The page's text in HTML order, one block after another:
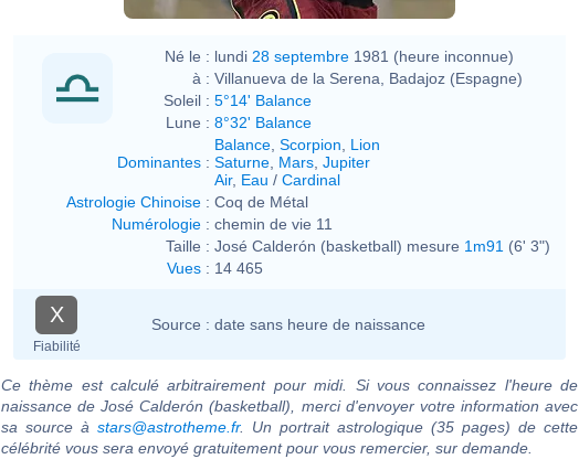
Né le : lundi 28 septembre 1981 (heure inconnue)
à : Villanueva de la Serena, Badajoz (Espagne)
Soleil : 5°14' Balance
Lune : 8°32' Balance
Dominantes :
Balance Scorpion
Lion
Saturne Mars Jupiter
Air, Eau / Cardinal
Astrologie Chinoise : Coq de Métal
Numérologie : chemin de vie 11
Taille : José Calderón (basketball) mesure 1m91 (6' 3")
Vues : 14 465
X
Fiabilité
Source : date sans heure de naissance
Ce thème est calculé arbitrairement pour midi. Si vous connaissez l'heure de
naissance de José Calderón (basketball), merci d'envoyer votre information avec
sa source à stars@astrotheme.fr. Un portrait astrologique (35 pages) de cette
célébrité vous sera envoyé gratuitement pour vous remercier, sur demande.